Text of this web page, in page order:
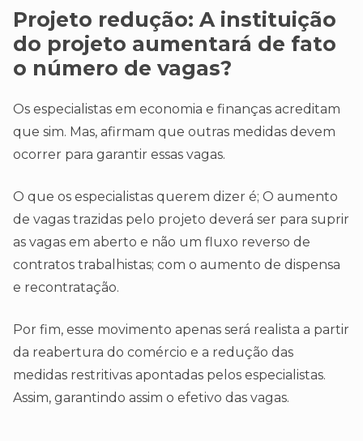
Projeto redução: A instituição
do projeto aumentará de fato
o número de vagas?
Os especialistas em economia e finanças acreditam
que sim. Mas, afirmam que outras medidas devem
ocorrer para garantir essas vagas.
O que os especialistas querem dizer é; O aumento
de vagas trazidas pelo projeto deverá ser para suprir
as vagas em aberto e não um fluxo reverso de
contratos trabalhistas; com o aumento de dispensa
e recontratação.
Por fim, esse movimento apenas será realista a partir
da reabertura do comércio e a redução das
medidas restritivas apontadas pelos especialistas.
Assim, garantindo assim o efetivo das vagas.